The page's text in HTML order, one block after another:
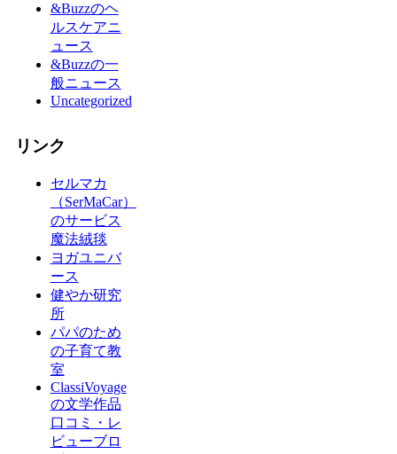
&Buzzのヘ
ルスケアニ
ュース
&Buzzの一
般ニュース
Uncategorized
リンク
セルマカ
（SerMaCar）
のサービス
魔法絨毯
ヨガユニバ
ース
健やか研究
所
パパのため
の子育て教
室
ClassiVoyage
の文学作品
口コミ・レ
ビューブロ